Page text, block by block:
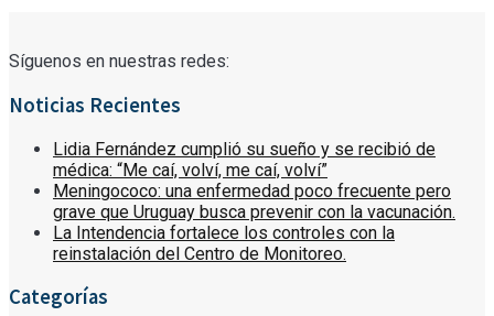
Síguenos en nuestras redes:
Noticias Recientes
Lidia Fernández cumplió su sueño y se recibió de
médica: “Me caí, volví, me caí, volví”
Meningococo: una enfermedad poco frecuente pero
grave que Uruguay busca prevenir con la vacunación.
La Intendencia fortalece los controles con la
reinstalación del Centro de Monitoreo.
Categorías